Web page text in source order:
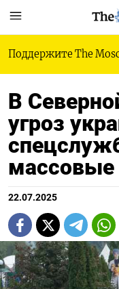
Поддержите The
В
угроз
массовые
22.07.2025